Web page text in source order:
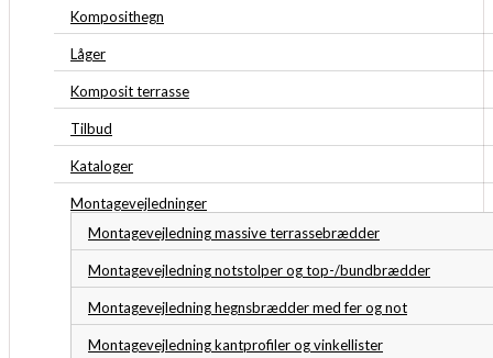
Komposithegn
Låger
Komposit terrasse
Tilbud
Kataloger
Montagevejledninger
Montagevejledning massive terrassebrædder
Montagevejledning notstolper og top-/bundbrædder
Montagevejledning hegnsbrædder med fer og not
Montagevejledning kantprofiler og vinkellister